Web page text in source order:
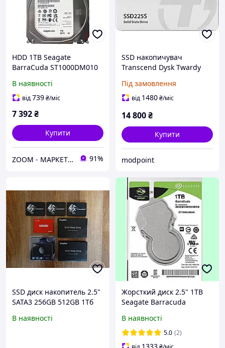
HDD 1TB Seagate
BarraCuda ST1000DM010
для комп'ютера
В наявності
від739₴/міс
7 392₴
Купити
ZOOM - МАРКЕТ ЦИФРОВОЇ ТЕХНІКИ 91%
SSD накопичувач
Transcend Dysk Twardy
2,5&#39;&#39; (6,35 Cm) 1
Tb Ssd225S Sata Iii
TS1TSSD225S
Під замовлення
від 1480₴/міс
14 800₴
Купити
modpoint
SSD диск накопитель 2.5"
SATA3 256GB 512GB 1Тб
В наявності
Жорсткий диск 2.5" 1TB
Seagate Barracuda
В наявності
5.0 (2)